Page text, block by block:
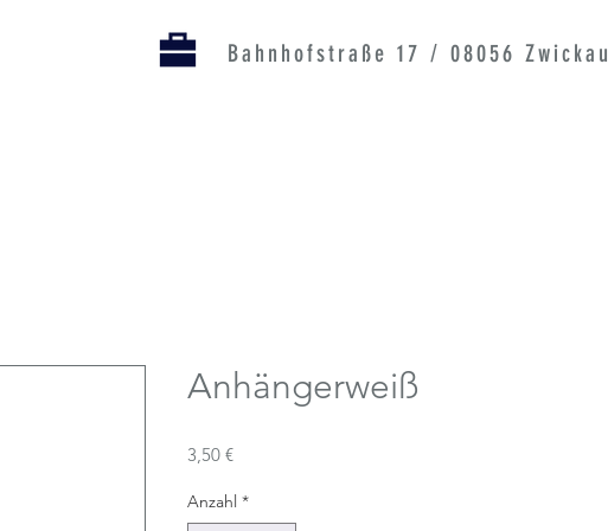
Bahnhofstraße 17 / 08056 Zwickau
Anhängerweiß
3,50 €Preis
Anzahl *